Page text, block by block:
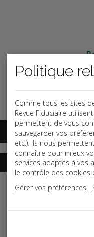
Code ouvrage
Accueil
Guides
Comme tous les sites
Revue Fiduciaire
permettent de vous
sauvegarder vos
etc.). Ils nous
connaître pour mieux
services adaptés à vos
le contrôle des cookies
Gérer vos préférences